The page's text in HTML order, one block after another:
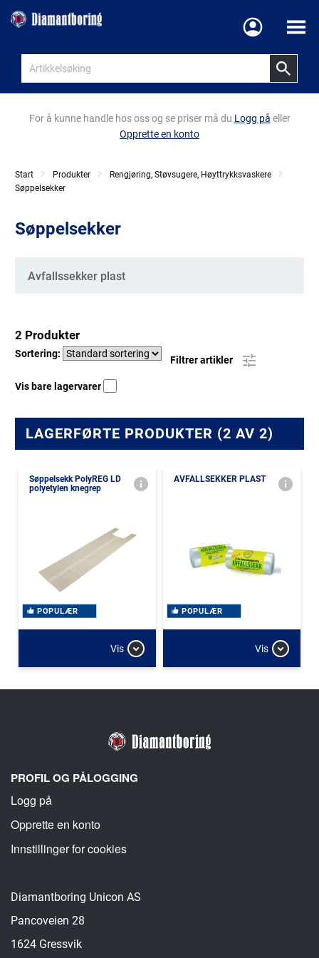
Meny
For å kunne handle hos oss og se priser må du Logg på eller
Opprette en konto
Start Produkter
Rengjøring, Støvsugere, Høyttrykksvaskere
Søppelsekker
Søppelsekker
Kategorier
Avfallssekker plast
2 Produkter
Sortering:
Filtrer artikler
Vis bare lagervarer
LAGERFØRTE PRODUKTER (2 AV 2)
Søppelsekk PolyREG LD
polyetylen knegrep
POPULÆR
Vis
AVFALLSEKKER PLAST
POPULÆR
Vis
PROFIL OG PÅLOGGING
Logg på
Opprette en konto
Innstillinger for cookies
Diamantboring Unicon AS
Pancoveien 28
1624 Gressvik